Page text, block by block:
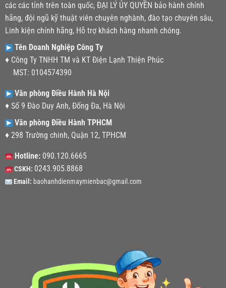
các các tỉnh trên toàn quốc, ĐẠI LÝ ỦY QUYỀN bảo hành chính
hãng, đội ngũ kỹ thuật viên chuyên nghành, đào tạo chuyên sâu,
Linh kiện chính hãng, Hỗ trợ khách hàng nhanh chóng.
Tên Doanh Nghiệp Công Ty
♦ Công Ty TNHH TM và KT Điện Lạnh Thiện Phúc
MST: 0104574390
Văn phòng Điều Hành Hà Nội
♦ Số 9 Đào Duy Anh, Đống Đa, Hà Nội
Văn phòng Điều Hành TPHCM
♦ 298 Trường chinh, Quận 12, TPHCM
Hotline:090.120.6665
CSKH: 0243.905.8868
Email: baohanhdienmaymienbac@gmail.com